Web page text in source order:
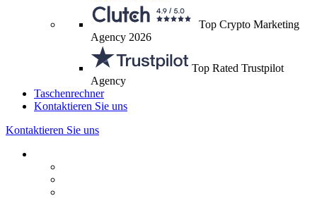
Top Crypto Marketing
Agency 2026
Top Rated Trustpilot
Agency
Taschenrechner
Kontaktieren Sie uns
Kontaktieren Sie uns